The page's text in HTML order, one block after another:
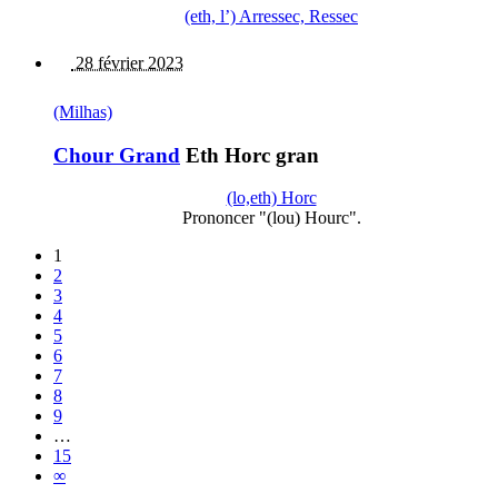
(eth, l’) Arressec, Ressec
28 février 2023
(Milhas)
Chour Grand Eth Horc gran
(lo,eth) Horc
Prononcer "(lou) Hourc".
1
2
3
4
5
6
7
8
9
…
15
∞